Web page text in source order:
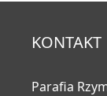
KONTAKT
Parafia